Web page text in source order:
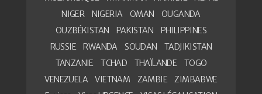
NIGER
NIGERIA OMAN
OUGANDA
OUZBÉKISTAN
PAKISTAN
PHILIPPINES
RUSSIE
RWANDA SOUDAN
TADJIKISTAN
TANZANIE
TCHAD THAÏLANDE
TOGO
VENEZUELA
VIETNAM ZAMBIE
ZIMBABWE